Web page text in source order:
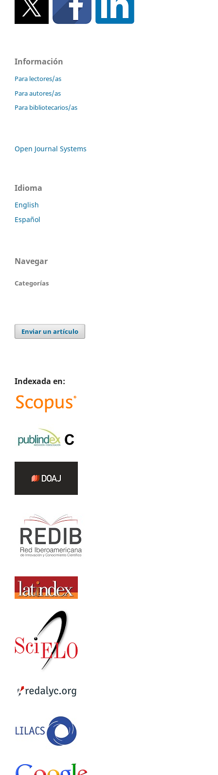
Información
Para lectores/as
Para autores/as
Para bibliotecarios/as
Open Journal Systems
Idioma
English
Español
Navegar
Categorías
Enviar un artículo
Indexada en: